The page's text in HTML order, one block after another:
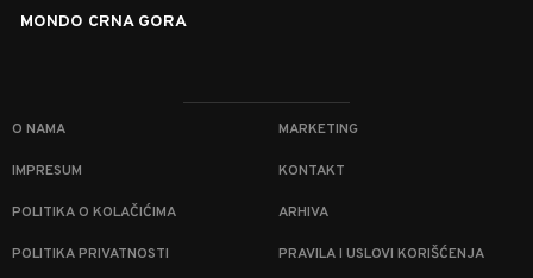
MONDO CRNA GORA
O NAMA MARKETING
IMPRESUM KONTAKT
POLITIKA O KOLAČIĆIMA ARHIVA
POLITIKA PRIVATNOSTI PRAVILA I USLOVI KORIŠĆENJA